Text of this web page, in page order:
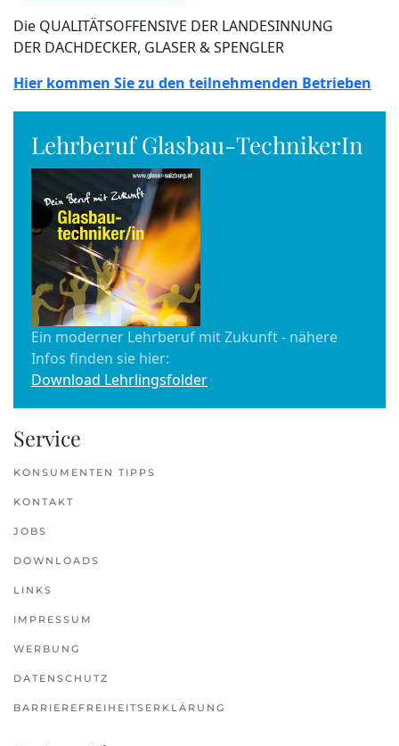
Die QUALITÄTSOFFENSIVE DER LANDESINNUNG
DER DACHDECKER, GLASER & SPENGLER
Hier kommen Sie zu den teilnehmenden Betrieben
Lehrberuf Glasbau-TechnikerIn
Ein moderner Lehrberuf mit Zukunft - nähere
Infos finden sie hier:
Download Lehrlingsfolder
Service
KONSUMENTEN TIPPS
KONTAKT
JOBS
DOWNLOADS
LINKS
IMPRESSUM
WERBUNG
DATENSCHUTZ
BARRIEREFREIHEITSERKLÄRUNG